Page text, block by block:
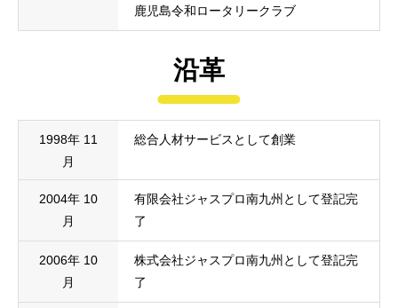
鹿児島令和ロータリークラブ
沿革
1998年 11
月
総合人材サービスとして創業
2004年 10
月
有限会社ジャスプロ南九州として登記完
了
2006年 10
月
株式会社ジャスプロ南九州として登記完
了